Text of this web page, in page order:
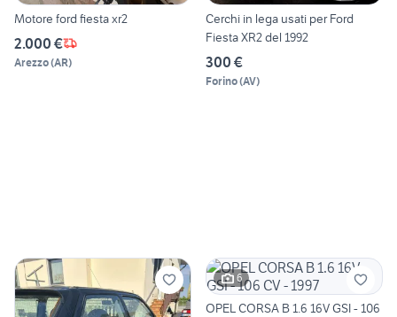
Motore ford fiesta xr2
2.000 €
Arezzo(AR)
Cerchi in lega usati per Ford
Fiesta XR2 del 1992
300 €
Forino(AV)
6
OPEL CORSA B 1.6 16V GSI - 106